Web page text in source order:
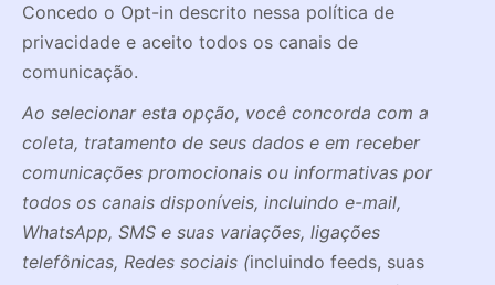
Concedo o Opt-in descrito nessa política de
privacidade e aceito todos os canais de
comunicação.
Ao selecionar esta opção, você concorda com a
coleta, tratamento de seus dados e em receber
comunicações promocionais ou informativas por
todos os canais disponíveis, incluindo e-mail,
WhatsApp, SMS e suas variações, ligações
telefônicas, Redes sociais (incluindo feeds, suas